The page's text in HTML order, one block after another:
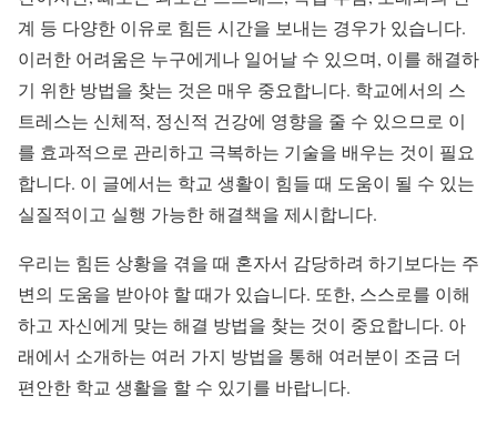
계 등 다양한 이유로 힘든 시간을 보내는 경우가 있습니다.
이러한 어려움은 누구에게나 일어날 수 있으며, 이를 해결하
기 위한 방법을 찾는 것은 매우 중요합니다. 학교에서의 스
트레스는 신체적, 정신적 건강에 영향을 줄 수 있으므로 이
를 효과적으로 관리하고 극복하는 기술을 배우는 것이 필요
합니다. 이 글에서는 학교 생활이 힘들 때 도움이 될 수 있는
실질적이고 실행 가능한 해결책을 제시합니다.
우리는 힘든 상황을 겪을 때 혼자서 감당하려 하기보다는 주
변의 도움을 받아야 할 때가 있습니다. 또한, 스스로를 이해
하고 자신에게 맞는 해결 방법을 찾는 것이 중요합니다. 아
래에서 소개하는 여러 가지 방법을 통해 여러분이 조금 더
편안한 학교 생활을 할 수 있기를 바랍니다.